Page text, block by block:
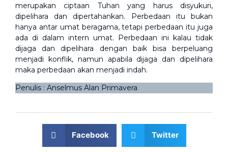
merupakan ciptaan Tuhan yang harus disyukuri,
dipelihara dan dipertahankan. Perbedaan itu bukan
hanya antar umat beragama, tetapi perbedaan itu juga
ada di dalam intern umat. Perbedaan ini kalau tidak
dijaga dan dipelihara dengan baik bisa berpeluang
menjadi konflik, namun apabila dijaga dan dipelihara
maka perbedaan akan menjadi indah.
Penulis : Anselmus Alan Primavera
Facebook Twitter